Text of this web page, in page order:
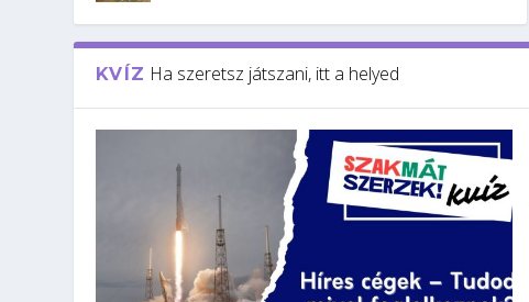
KVÍZ Ha szeretsz játszani, itt a helyed